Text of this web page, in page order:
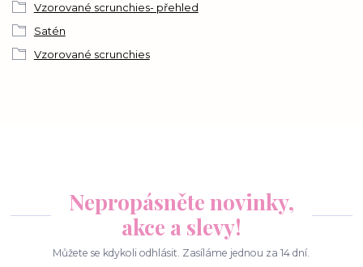
Vzorované scrunchies- přehled
Satén
Vzorované scrunchies
Nepropásněte novinky,
akce a slevy!
Můžete se kdykoli odhlásit. Zasíláme jednou za 14 dní.